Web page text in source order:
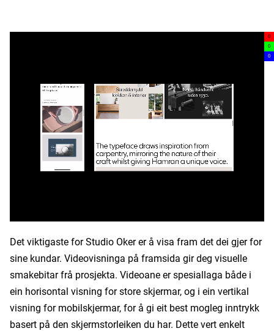
0
0
0
Det viktigaste for Studio Oker er å visa fram det dei gjer for
sine kundar. Videovisninga på framsida gir deg visuelle
smakebitar frå prosjekta. Videoane er spesiallaga både i
ein horisontal visning for store skjermar, og i ein vertikal
visning for mobilskjermar, for å gi eit best mogleg inntrykk
basert på den skjermstorleiken du har. Dette vert enkelt